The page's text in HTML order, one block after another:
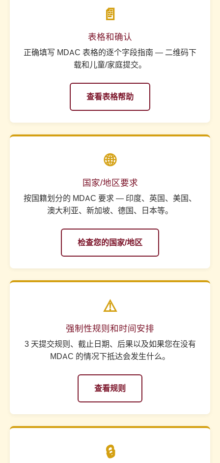
📄
表格和确认
正确填写 MDAC 表格的逐个字段指南 — 二维码下
载和儿童/家庭提交。
查看表格帮助
🌐
国家/地区要求
按国籍划分的 MDAC 要求 — 印度、英国、美国、
澳大利亚、新加坡、德国、日本等。
检查您的国家/地区
⚠️
强制性规则和时间安排
3 天提交规则、截止日期、后果以及如果您在没有
MDAC 的情况下抵达会发生什么。
查看规则
🔒